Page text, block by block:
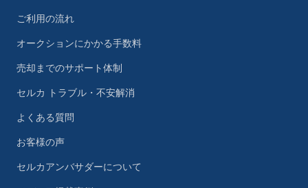
ご利用の流れ
オークションにかかる手数料
売却までのサポート体制
セルカ トラブル・不安解消
よくある質問
お客様の声
セルカアンバサダーについて